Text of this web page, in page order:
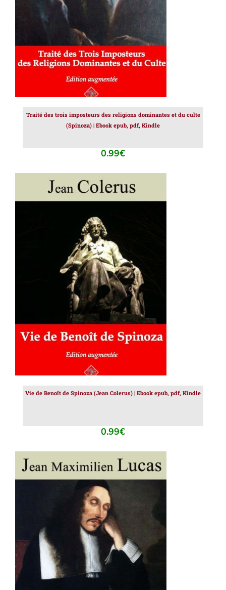
Traité des trois imposteurs des religions dominantes et du culte
(Spinoza) | Ebook epub, pdf, Kindle
0.99€
AJOUTER AU PANIER / DÉTAILS
Vie de Benoît de Spinoza (Jean Colerus) | Ebook epub, pdf, Kindle
0.99€
AJOUTER AU PANIER / DÉTAILS